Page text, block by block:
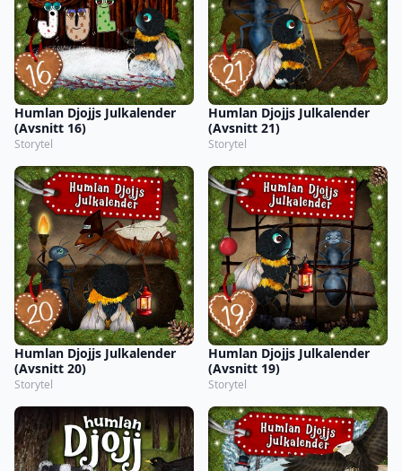
Humlan Djojjs Julkalender
(Avsnitt 16)
Storytel
Humlan Djojjs Julkalender
(Avsnitt 21)
Storytel
Humlan Djojjs Julkalender
(Avsnitt 20)
Storytel
Humlan Djojjs Julkalender
(Avsnitt 19)
Storytel